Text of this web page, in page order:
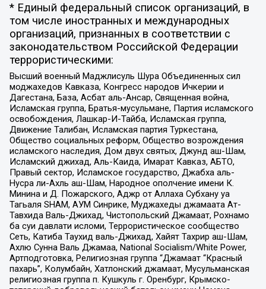
* Единый федеральный список организаций, в
том числе иностранных и международных
организаций, признанных в соответствии с
законодательством Российской Федерации
террористическими:
Высший военный Маджлисуль Шура Объединенных сил
моджахедов Кавказа, Конгресс народов Ичкерии и
Дагестана, База, Асбат аль-Ансар, Священная война,
Исламская группа, Братья-мусульмане, Партия исламского
освобождения, Лашкар-И-Тайба, Исламская группа,
Движение Талибан, Исламская партия Туркестана,
Общество социальных реформ, Общество возрождения
исламского наследия, Дом двух святых, Джунд аш-Шам,
Исламский джихад, Аль-Каида, Имарат Кавказ, АБТО,
Правый сектор, Исламское государство, Джабха аль-
Нусра ли-Ахль аш-Шам, Народное ополчение имени К.
Минина и Д. Пожарского, Аджр от Аллаха Субхану уа
Тагьаля SHAM, АУМ Синрике, Муджахеды джамаата Ат-
Тавхида Валь-Джихад, Чистопольский Джамаат, Рохнамо
ба суи давлати исломи, Террористическое сообщество
Сеть, Катиба Таухид валь-Джихад, Хайят Тахрир аш-Шам,
Ахлю Сунна Валь Джамаа, National Socialism/White Power,
Артподготовка, Религиозная группа “Джамаат “Красный
пахарь”, Колумбайн, Хатлонский джамаат, Мусульманская
религиозная группа п. Кушкуль г. Оренбург, Крымско-